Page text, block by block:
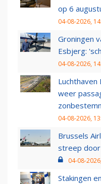
op 6
04-08-2026,
Groningen
Esbjerg:
04-08-2026,
weer
04-08-2026,
Brussels
streep
04-08-
Stakingen